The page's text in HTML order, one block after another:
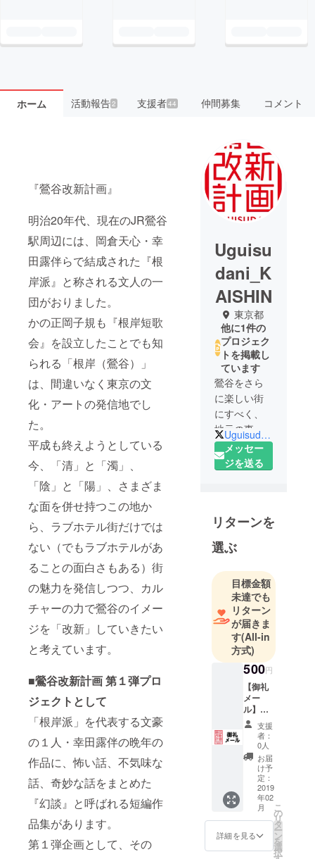
ホーム 活動報告2 支援者44 仲間募集 コメント
『鶯谷改新計画』
明治20年代、現在のJR鶯谷
駅周辺には、岡倉天心・幸
田露伴らで結成された『根
岸派』と称される文人の一
団がおりました。
かの正岡子規も『根岸短歌
会』を設立したことでも知
られる「根岸（鶯谷）」
は、間違いなく東京の文
化・アートの発信地でし
た。
平成も終えようとしている
今、「清」と「濁」、
「陰」と「陽」、さまざま
な面を併せ持つこの地か
ら、ラブホテル街だけでは
ない（でもラブホテルがあ
ることの面白さもある）街
の魅力を発信しつつ、カル
チャーの力で鶯谷のイメー
ジを「改新」していきたい
と考えています。
■鶯谷改新計画 第１弾プロ
ジェクトとして
「根岸派」を代表する文豪
の１人・幸田露伴の晩年の
作品に、怖い話、不気味な
話、奇妙な話をまとめた
『幻談』と呼ばれる短編作
品集があります。
第１弾企画として、その
Uguisu
dani_K
AISHIN
東京都
他に1件の
プロジェク
トを掲載し
ています
鶯谷をさら
に楽しい街
にすべく、
地元の事業
者が集まっ
たプロジェ
新しいカル
チャーを鶯
谷から発信
するため
に、様々な
企画を立ち
上げていき
ます！
UguisudaniK
メッセー
ジを送る
リターンを
選ぶ
目標金額
未達でも
リターン
が届きま
す(All-in
方式)
500円
【御礼
メー
ル】
コース
我々の
活動に
共感い
ただ
き、
「頑
張っ
て、根
岸2丁目
を盛り
上げて
欲し
支援
者：
0人
お届
け予
定：
2019
年02
月
詳細を見る
こ
の
リ
タ
ー
ン
を
選
択